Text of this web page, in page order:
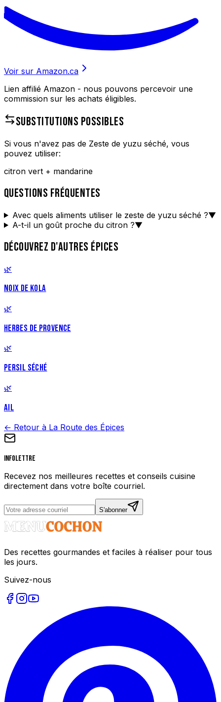
Voir sur Amazon.ca
Lien affilié Amazon - nous pouvons percevoir une
commission sur les achats éligibles.
SUBSTITUTIONS POSSIBLES
Si vous n'avez pas de Zeste de yuzu séché, vous
pouvez utiliser:
citron vert + mandarine
QUESTIONS FRÉQUENTES
Avec quels aliments utiliser le zeste de yuzu séché ?▼
A-t-il un goût proche du citron ?▼
DÉCOUVREZ D'AUTRES ÉPICES
🌿
NOIX DE KOLA
🌿
HERBES DE PROVENCE
🌿
PERSIL SÉCHÉ
🌿
AIL
← Retour à La Route des Épices
Infolettre
Recevez nos meilleures recettes et conseils cuisine
directement dans votre boîte courriel.
S'abonner
Des recettes gourmandes et faciles à réaliser pour tous
les jours.
Suivez-nous